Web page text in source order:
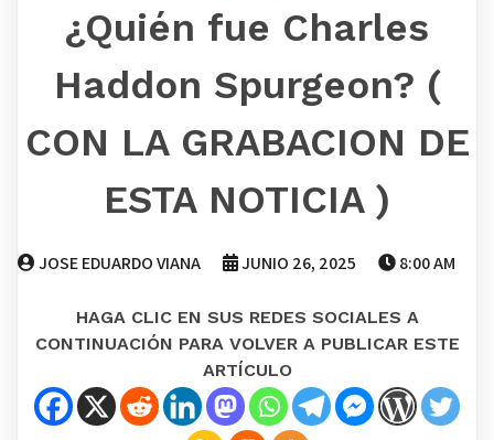
¿Quién fue Charles
Haddon Spurgeon? (
CON LA GRABACION DE
ESTA NOTICIA )
JOSE EDUARDO VIANA JUNIO 26, 2025 8:00 AM
HAGA CLIC EN SUS REDES SOCIALES A
CONTINUACIÓN PARA VOLVER A PUBLICAR ESTE
ARTÍCULO